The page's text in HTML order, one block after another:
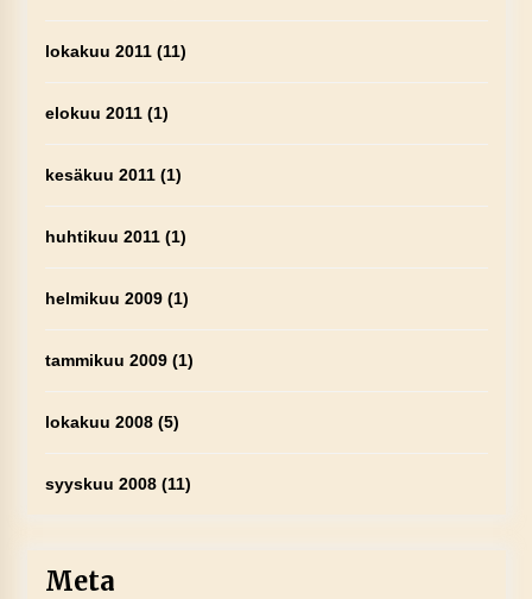
lokakuu 2011(11)
elokuu 2011(1)
kesäkuu 2011(1)
huhtikuu 2011(1)
helmikuu 2009(1)
tammikuu 2009(1)
lokakuu 2008(5)
syyskuu 2008(11)
Meta